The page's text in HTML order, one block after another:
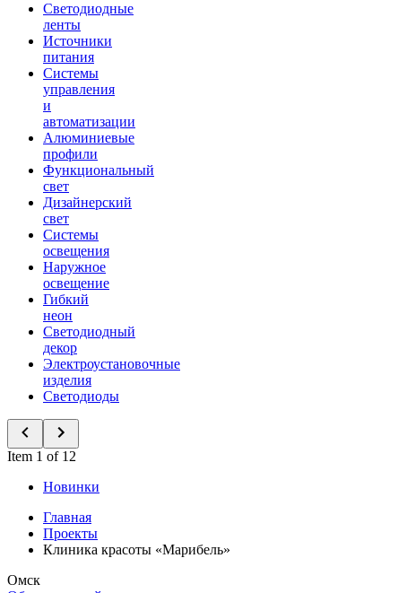
Светодиодные
ленты
Источники
питания
Системы
управления
и
автоматизации
Алюминиевые
профили
Функциональный
свет
Дизайнерский
свет
Системы
освещения
Наружное
освещение
Гибкий
неон
Светодиодный
декор
Электроустановочные
изделия
Светодиоды
Item 1 of 12
Новинки
Главная
Проекты
Клиника красоты «Марибель»
Омск